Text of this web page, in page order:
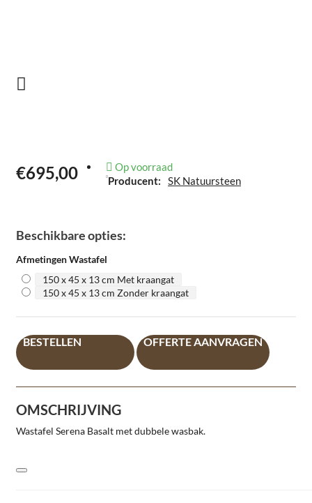
€695,00
Op voorraad
Producent:
SK Natuursteen
Beschikbare opties:
Afmetingen Wastafel
150 x 45 x 13 cm Met kraangat
150 x 45 x 13 cm Zonder kraangat
BESTELLEN OFFERTE AANVRAGEN
OMSCHRIJVING
Wastafel Serena Basalt met dubbele wasbak.